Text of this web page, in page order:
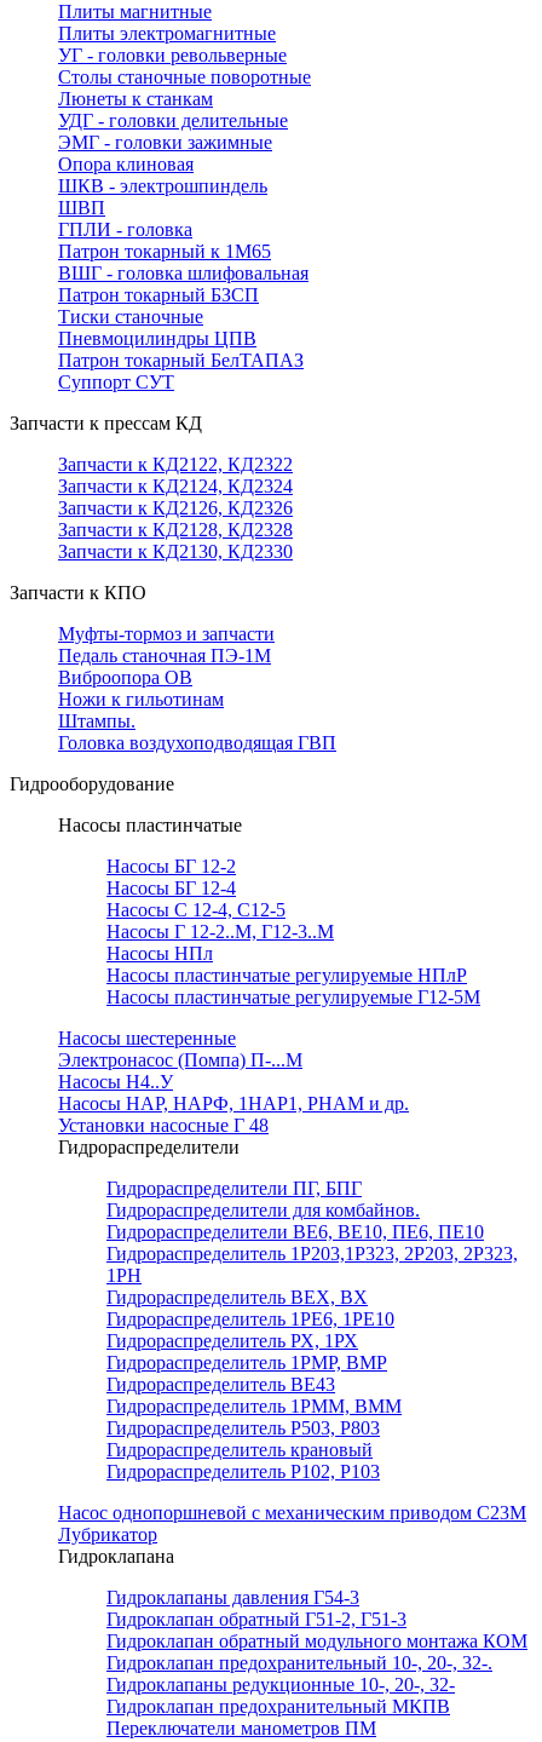
Плиты магнитные
Плиты электромагнитные
УГ - головки револьверные
Столы станочные поворотные
Люнеты к станкам
УДГ - головки делительные
ЭМГ - головки зажимные
Опора клиновая
ШКВ - электрошпиндель
ШВП
ГПЛИ - головка
Патрон токарный к 1М65
ВШГ - головка шлифовальная
Патрон токарный БЗСП
Тиски станочные
Пневмоцилиндры ЦПВ
Патрон токарный БелТАПАЗ
Суппорт СУТ
Запчасти к прессам КД
Запчасти к КД2122, КД2322
Запчасти к КД2124, КД2324
Запчасти к КД2126, КД2326
Запчасти к КД2128, КД2328
Запчасти к КД2130, КД2330
Запчасти к КПО
Муфты-тормоз и запчасти
Педаль станочная ПЭ-1М
Виброопора ОВ
Ножи к гильотинам
Штампы.
Головка воздухоподводящая ГВП
Гидрооборудование
Насосы пластинчатые
Насосы БГ 12-2
Насосы БГ 12-4
Насосы С 12-4, С12-5
Насосы Г 12-2..М, Г12-3..М
Насосы НПл
Насосы пластинчатые регулируемые НПлР
Насосы пластинчатые регулируемые Г12-5М
Насосы шестеренные
Электронасос (Помпа) П-...М
Насосы Н4..У
Насосы НАР, НАРФ, 1НАР1, РНАМ и др.
Установки насосные Г 48
Гидрораспределители
Гидрораспределители ПГ, БПГ
Гидрораспределители для комбайнов.
Гидрораспределители ВЕ6, ВЕ10, ПЕ6, ПЕ10
Гидрораспределитель 1Р203,1Р323, 2Р203, 2Р323,
1РН
Гидрораспределитель ВЕХ, ВХ
Гидрораспределитель 1РЕ6, 1РЕ10
Гидрораспределитель РХ, 1РХ
Гидрораспределитель 1РМР, ВМР
Гидрораспределитель ВЕ43
Гидрораспределитель 1РММ, ВММ
Гидрораспределитель Р503, Р803
Гидрораспределитель крановый
Гидрораспределитель Р102, Р103
Насос однопоршневой с механическим приводом С23М
Лубрикатор
Гидроклапана
Гидроклапаны давления Г54-3
Гидроклапан обратный Г51-2, Г51-3
Гидроклапан обратный модульного монтажа КОМ
Гидроклапан предохранительный 10-, 20-, 32-.
Гидроклапаны редукционные 10-, 20-, 32-
Гидроклапан предохранительный МКПВ
Переключатели манометров ПМ